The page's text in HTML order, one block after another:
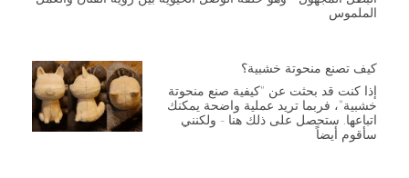
الملموس
كيف تصنع منحوتة خشبية؟
إذا كنت قد بحثت عن “كيفية صنع منحوتة
خشبية”، فربما تريد عملية واضحة يمكنك
اتباعها. ستحصل على ذلك هنا - ولكنني
سأقوم أيضاً